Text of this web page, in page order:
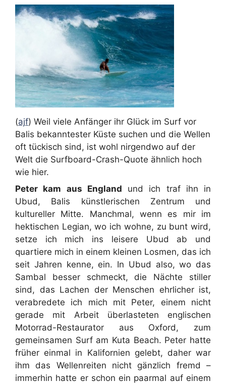
(ajf) Weil viele Anfänger ihr Glück im Surf vor
Balis bekanntester Küste suchen und die Wellen
oft tückisch sind, ist wohl nirgendwo auf der
Welt die Surfboard-Crash-Quote ähnlich hoch
wie hier.
Peter kam aus England und ich traf ihn in
Ubud, Balis künstlerischen Zentrum und
kultureller Mitte. Manchmal, wenn es mir im
hektischen Legian, wo ich wohne, zu bunt wird,
setze ich mich ins leisere Ubud ab und
quartiere mich in einem kleinen Losmen, das ich
seit Jahren kenne, ein. In Ubud also, wo das
Sambal besser schmeckt, die Nächte stiller
sind, das Lachen der Menschen ehrlicher ist,
verabredete ich mich mit Peter, einem nicht
gerade mit Arbeit überlasteten englischen
Motorrad-Restaurator aus Oxford, zum
gemeinsamen Surf am Kuta Beach. Peter hatte
früher einmal in Kalifornien gelebt, daher war
ihm das Wellenreiten nicht gänzlich fremd –
immerhin hatte er schon ein paarmal auf einem